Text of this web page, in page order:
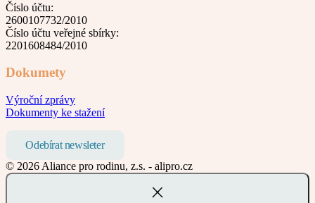
Číslo účtu:
2600107732/2010
Číslo účtu veřejné sbírky:
2201608484/2010
Dokumety
Výroční zprávy
Dokumenty ke stažení
Odebírat newsleter
© 2026 Aliance pro rodinu, z.s. - alipro.cz